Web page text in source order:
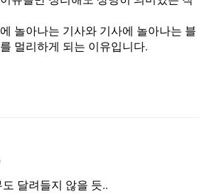
놀아나는 기사와 기사에 놀아나는 블
멀리하게 되는 이유입니다.
달려들지 않을 듯..